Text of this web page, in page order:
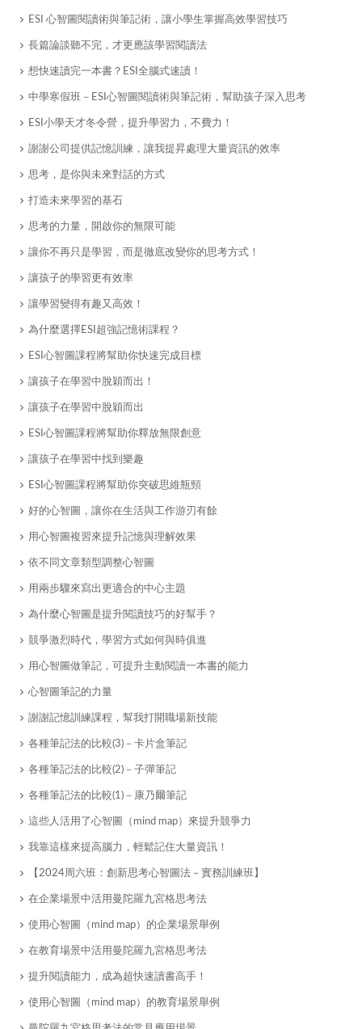
ESI 心智圖閱讀術與筆記術，讓小學生掌握高效學習技巧
長篇論談聽不完，才更應該學習閱讀法
想快速讀完一本書？ESI全腦式速讀！
中學寒假班－ESI心智圖閱讀術與筆記術，幫助孩子深入思考
ESI小學天才冬令營，提升學習力，不費力！
謝謝公司提供記憶訓練，讓我提昇處理大量資訊的效率
思考，是你與未來對話的方式
打造未來學習的基石
思考的力量，開啟你的無限可能
讓你不再只是學習，而是徹底改變你的思考方式！
讓孩子的學習更有效率
讓學習變得有趣又高效！
為什麼選擇ESI超強記憶術課程？
ESI心智圖課程將幫助你快速完成目標
讓孩子在學習中脫穎而出！
​讓孩子在學習中脫穎而出
ESI心智圖課程將幫助你釋放無限創意
讓孩子在學習中找到樂趣
ESI心智圖課程將幫助你突破思維瓶頸
好的心智圖，讓你在生活與工作游刃有餘
用心智圖複習來提升記憶與理解效果
​依不同文章類型調整心智圖
用兩步驟來寫出更適合的中心主題
為什麼心智圖是提升閱讀技巧的好幫手？
競爭激烈時代，學習方式如何與時俱進
用心智圖做筆記，可提升主動閱讀一本書的能力
心智圖筆記的力量
謝謝記憶訓練課程，幫我打開職場新技能
各種筆記法的比較(3)－卡片盒筆記
​各種筆記法的比較(2)－子彈筆記
各種筆記法的比較(1)－康乃爾筆記
​這些人活用了心智圖（mind map）來提升競爭力
我靠這樣來提高腦力，輕鬆記住大量資訊！
【2024周六班：創新思考心智圖法－實務訓練班】
在企業場景中活用曼陀羅九宮格思考法
使用心智圖（mind map）的企業場景舉例
在教育場景中活用曼陀羅九宮格思考法
提升閱讀能力，成為超快速讀書高手！
使用心智圖（mind map）的教育場景舉例